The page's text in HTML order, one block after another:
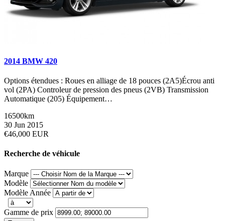
2014 BMW 420
Options étendues : Roues en alliage de 18 pouces (2A5)Écrou anti
vol (2PA) Controleur de pression des pneus (2VB) Transmission
Automatique (205) Équipement…
16500km
30 Jun 2015
€46,000 EUR
Recherche de véhicule
Marque
Modèle
Modèle Année
Gamme de prix